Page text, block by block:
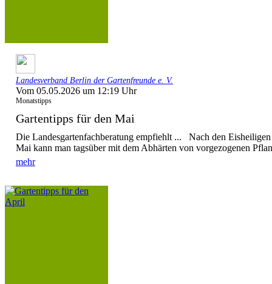
Landesverband Berlin der Gartenfreunde e. V.
Vom 05.05.2026 um 12:19 Uhr
Monatstipps
Gartentipps für den Mai
Die Landesgartenfachberatung empfiehlt ... Nach den Eisheiligen
Mai kann man tagsüber mit dem Abhärten von vorgezogenen
mehr